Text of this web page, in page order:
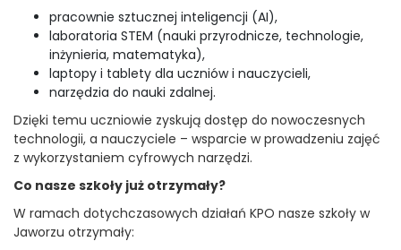
pracownie sztucznej inteligencji (AI),
laboratoria STEM (nauki przyrodnicze, technologie,
inżynieria, matematyka),
laptopy i tablety dla uczniów i nauczycieli,
narzędzia do nauki zdalnej.
Dzięki temu uczniowie zyskują dostęp do nowoczesnych
technologii, a nauczyciele – wsparcie w prowadzeniu zajęć
z wykorzystaniem cyfrowych narzędzi.
Co nasze szkoły już otrzymały?
W ramach dotychczasowych działań KPO nasze szkoły w
Jaworzu otrzymały: